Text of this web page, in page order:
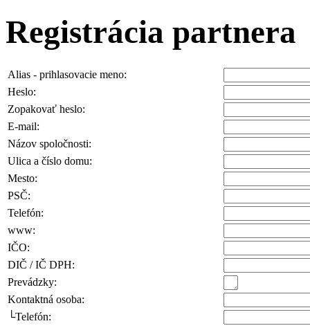
Registrácia partnera
Alias - prihlasovacie meno:
Heslo:
Zopakovať heslo:
E-mail:
Názov spoločnosti:
Ulica a číslo domu:
Mesto:
PSČ:
Telefón:
www:
IČO:
DIČ / IČ DPH:
Prevádzky:
Kontaktná osoba:
└Telefón: